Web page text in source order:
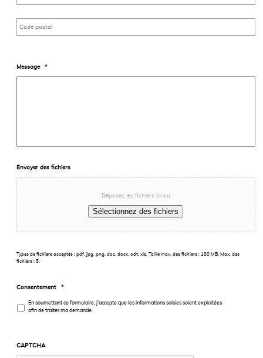
Message *
Envoyer des fichiers
Déposez les fichiers ici ou
Sélectionnez des fichiers
Types de fichiers acceptés : pdf, jpg, png, doc, docx, odt, xls, Taille max. des fichiers : 180 MB, Max. des
fichiers : 5.
Consentement *
En soumettant ce formulaire, j'accepte que les informations saisies soient exploitées
afin de traiter ma demande.
CAPTCHA